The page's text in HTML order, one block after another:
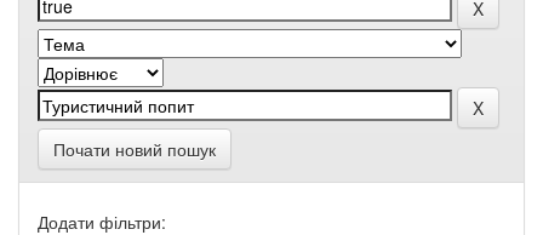
Почати новий пошук
Додати фільтри: